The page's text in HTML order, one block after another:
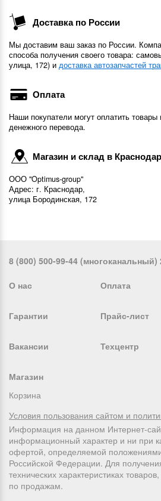
Доставка по России
Мы доставим ваш заказ по России.
способа получения своего товара:
улица, 172) и доставка автозапчастей
Оплата
Наши покупатели могут оплатить
денежного перевода.
Магазин и склад в
ООО "Optimus-group"
Адрес: г. Краснодар,
улица Бородинская, 172
8 (800) 500-99-44 (многоканальный)
О нас Оплата
Гарантии Прайс-лист
Вакансии Техцентр
Магазин
Корзина
Условия пользования сайтом и
Информация на данном Интернет-
информационный характер и ни при
офертой, определяемой
Российской Федерации. Для
технических характеристиках
по продажам.